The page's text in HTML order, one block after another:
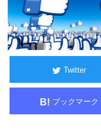
Twitter
B! ブックマーク